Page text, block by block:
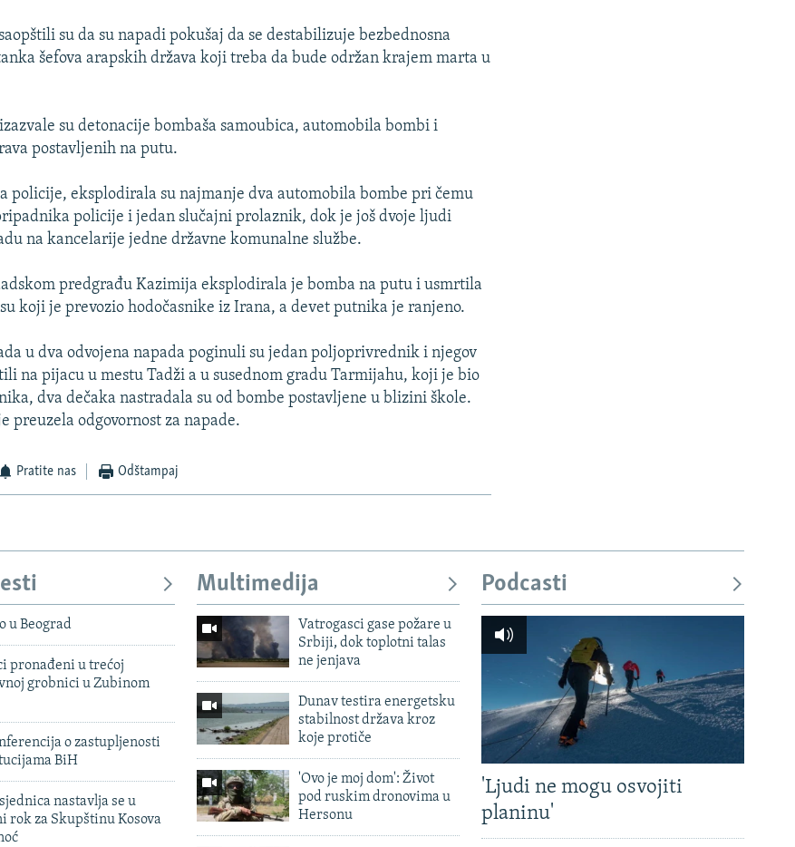
su da su napadi pokušaj da se destabilizuje bezbednosna
šefova arapskih država koji treba da bude održan krajem marta u
su detonacije bombaša samoubica, automobila bombi i
postavljenih na putu.
policije, eksplodirala su najmanje dva automobila bombe pri čemu
policije i jedan slučajni prolaznik, dok je još dvoje ljudi
na kancelarije jedne državne komunalne službe.
predgrađu Kazimija eksplodirala je bomba na putu i usmrtila
koji je prevozio hodočasnike iz Irana, a devet putnika je ranjeno.
u dva odvojena napada poginuli su jedan poljoprivrednik i njegov
na pijacu u mestu Tadži a u susednom gradu Tarmijahu, koji je bio
dva dečaka nastradala su od bombe postavljene u blizini škole.
preuzela odgovornost za napade.
Pratite nas Odštampaj
u Beograd
pronađeni u trećoj
grobnici u Zubinom
o zastupljenosti
BiH
nastavlja se u
rok za Skupštinu Kosova
Multimedija
Vatrogasci gase požare u
Srbiji, dok toplotni talas
ne jenjava
Dunav testira energetsku
stabilnost država kroz
koje protiče
'Ovo je moj dom': Život
pod ruskim dronovima u
Hersonu
Podcasti
'Ljudi ne mogu osvojiti
planinu'